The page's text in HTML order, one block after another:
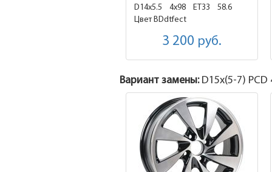
D14x5.5 4x98 ET33
58.6
Цвет BDdtfect
3 200 руб.
Вариант замены: D15x(5-7) PCD